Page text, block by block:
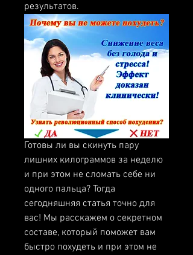
результатов.
Готовы ли вы скинуть пару
лишних килограммов за неделю
и при этом не сломать себе ни
одного пальца? Тогда
сегодняшняя статья точно для
вас! Мы расскажем о секретном
составе, который поможет вам
быстро похудеть и при этом не